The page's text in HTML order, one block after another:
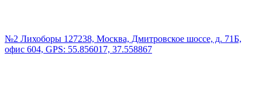
№2 Лихоборы 127238, Москва, Дмитровское шоссе, д. 71Б,
офис 604, GPS: 55.856017, 37.558867